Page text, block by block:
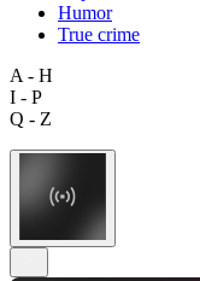
Humor
True crime
A - H
I - P
Q - Z